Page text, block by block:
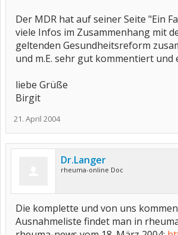
Der MDR hat auf seiner Seite "Ein
viele Infos im Zusammenhang mit
geltenden Gesundheitsreform
und m.E. sehr gut kommentiert und
liebe Grüße
Birgit
21. April 2004
Dr.Langer
rheuma-online Doc
Die komplette und von uns
Ausnahmeliste findet man in